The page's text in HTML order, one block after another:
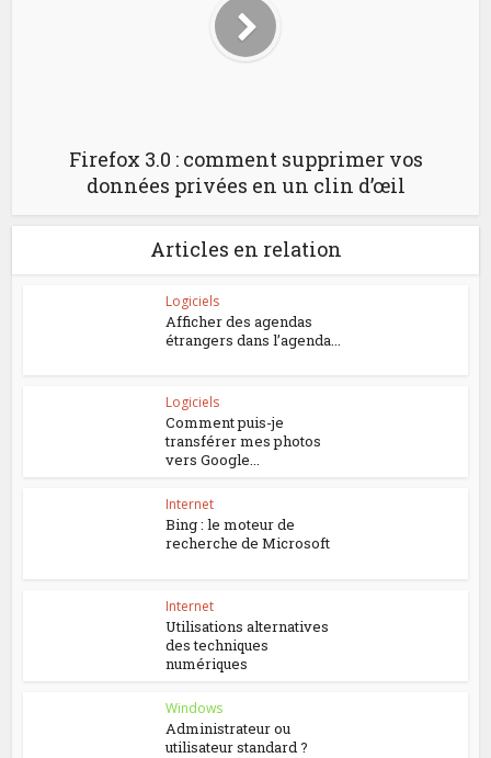
Firefox 3.0 : comment supprimer vos
données privées en un clin d’œil
Articles en relation
Logiciels
Afficher des agendas
étrangers dans l’agenda...
Logiciels
Comment puis-je
transférer mes photos
vers Google...
Internet
Bing : le moteur de
recherche de Microsoft
Internet
Utilisations alternatives
des techniques
numériques
Windows
Administrateur ou
utilisateur standard ?